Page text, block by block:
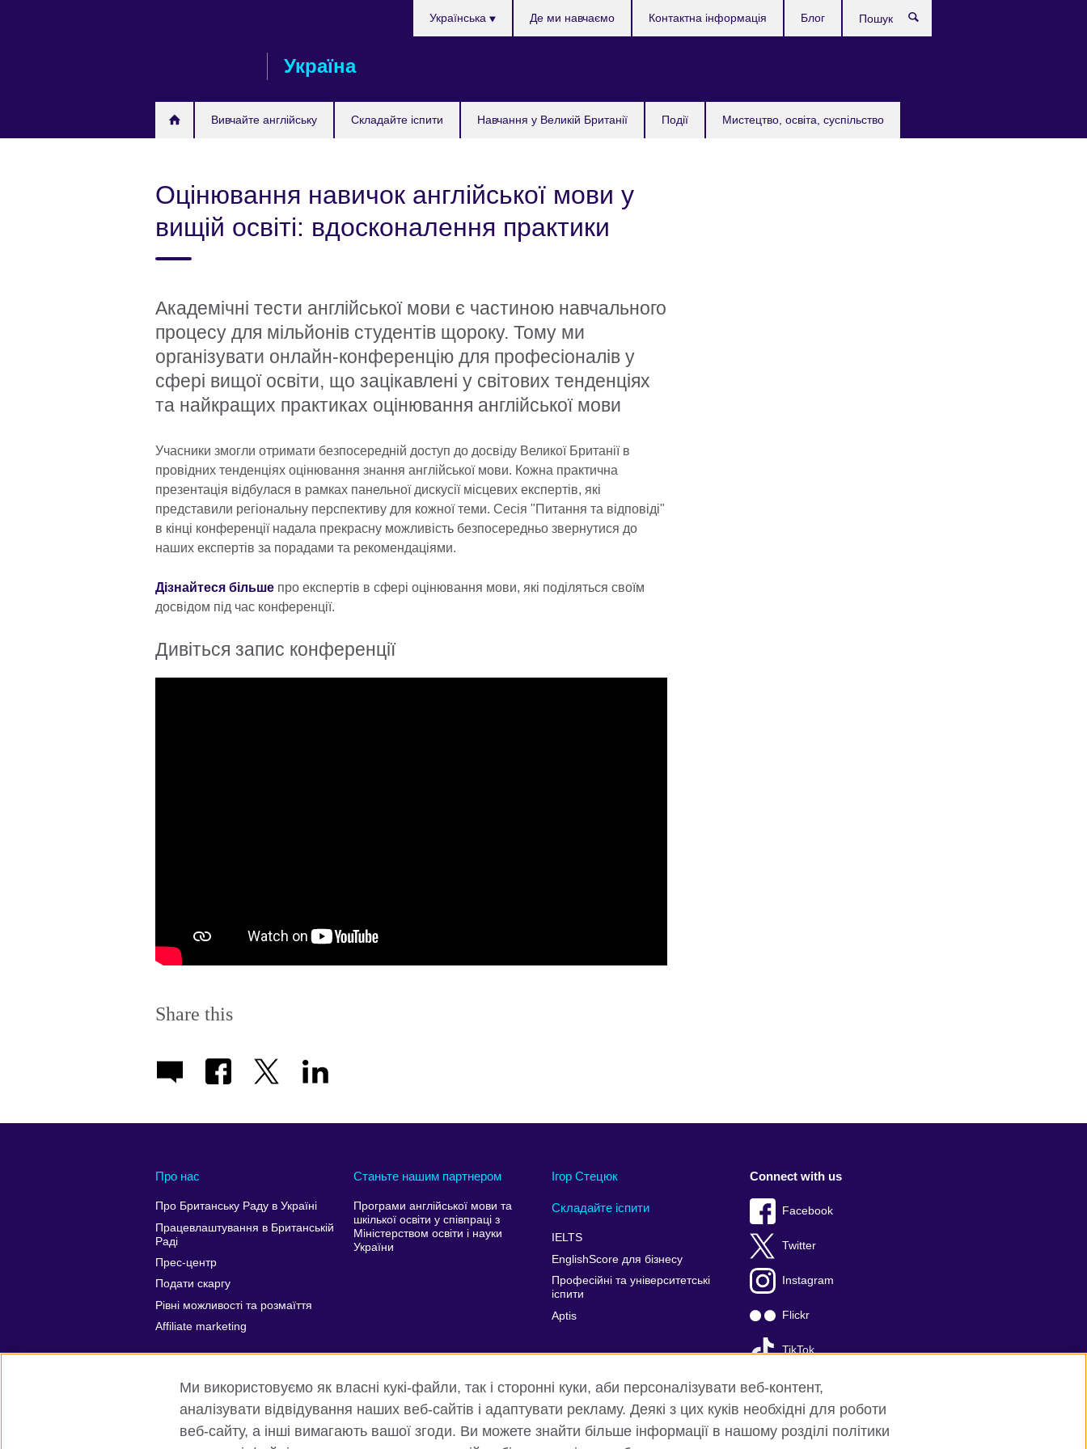
Україна
Вивчайте англійську Складайте іспити Навчання у Великій Британії Події Мистецтво, освіта, суспільство
Українська Де ми навчаємо Контактна інформація Блог
Оцінювання навичок англійської мови у
вищій освіті: вдосконалення практики
Академічні тести англійської мови є частиною навчального
процесу для мільйонів студентів щороку. Тому ми
організувати онлайн-конференцію для професіоналів у
сфері вищої освіти, що зацікавлені у світових тенденціях
та найкращих практиках оцінювання англійської мови
Учасники змогли отримати безпосередній доступ до досвіду Великої Британії в
провідних тенденціях оцінювання знання англійської мови. Кожна практична
презентація відбулася в рамках панельної дискусії місцевих експертів, які
представили регіональну перспективу для кожної теми. Сесія "Питання та відповіді"
в кінці конференції надала прекрасну можливість безпосередньо звернутися до
наших експертів за порадами та рекомендаціями.
Дізнайтеся більше про експертів в сфері оцінювання мови, які поділяться своїм
досвідом під час конференції.
Дивіться запис конференції
Share this
Про нас
Про Британську Раду в Україні
Працевлаштування в Британській
Раді
Прес-центр
Подати скаргу
Рівні можливості та розмаїття
Affiliate marketing
Станьте нашим партнером
Програми англійської мови та
шкілької освіти у співпраці з
Міністерством освіти і науки
України
Ігор Стецюк
Складайте іспити
IELTS
EnglishScore для бізнесу
Професійні та університетські
іспити
Aptis
Connect with us
Facebook
Twitter
Instagram
Flickr
TikTok
YouTube
Ми використовуємо як власні кукі-файли, так і сторонні куки, аби персоналізувати веб-контент,
аналізувати відвідування наших веб-сайтів і адаптувати рекламу. Деякі з цих куків необхідні для роботи
веб-сайту, а інші вимагають вашої згоди. Ви можете знайти більше інформації в нашому розділі політики